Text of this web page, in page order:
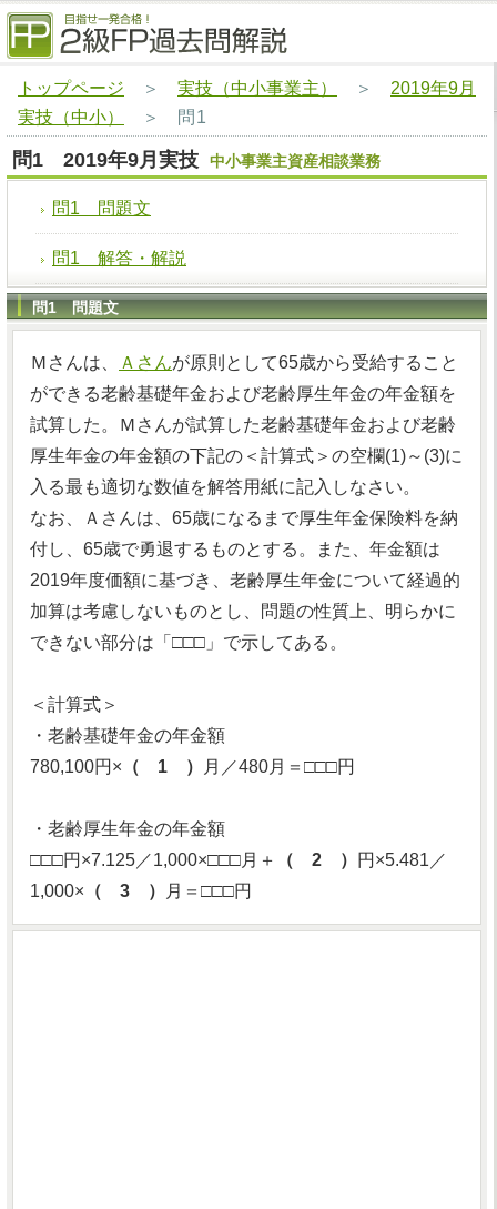
トップページ ＞ 実技（中小事業主） ＞ 2019年9月
実技（中小）
＞ 問1
問1 2019年9月実技 中小事業主資産相談業務
問1 問題文
問1 解答・解説
問1 問題文
Ｍさんは、 Ａさんが原則として65歳から受給すること
ができる老齢基礎年金および老齢厚生年金の年金額を
試算した。Ｍさんが試算した老齢基礎年金および老齢
厚生年金の年金額の下記の＜計算式＞の空欄(1)～(3)に
入る最も適切な数値を解答用紙に記入しなさい。
なお、Ａさんは、65歳になるまで厚生年金保険料を納
付し、65歳で勇退するものとする。また、年金額は
2019年度価額に基づき、老齢厚生年金について経過的
加算は考慮しないものとし、問題の性質上、明らかに
できない部分は「□□□」で示してある。
＜計算式＞
・老齢基礎年金の年金額
780,100円× （ 1 ） 月／480月＝□□□円
・老齢厚生年金の年金額
□□□円×7.125／1,000×□□□月＋
（ 2 ）
円×5.481／
1,000× （ 3 ） 月＝□□□円